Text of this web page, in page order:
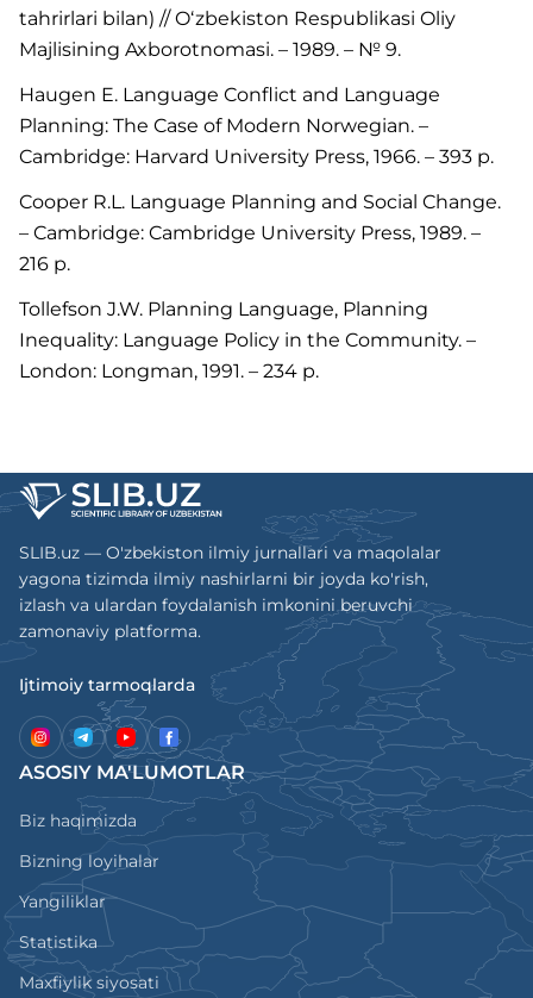
tahrirlari bilan) // Oʻzbekiston Respublikasi Oliy
Majlisining Axborotnomasi. – 1989. – № 9.
Haugen E. Language Conflict and Language
Planning: The Case of Modern Norwegian. –
Cambridge: Harvard University Press, 1966. – 393 p.
Cooper R.L. Language Planning and Social Change.
– Cambridge: Cambridge University Press, 1989. –
216 p.
Tollefson J.W. Planning Language, Planning
Inequality: Language Policy in the Community. –
London: Longman, 1991. – 234 p.
SLIB.uz — O'zbekiston ilmiy jurnallari va maqolalar
yagona tizimda ilmiy nashirlarni bir joyda ko'rish,
izlash va ulardan foydalanish imkonini beruvchi
zamonaviy platforma.
Ijtimoiy tarmoqlarda
ASOSIY MA'LUMOTLAR
Biz haqimizda
Bizning loyihalar
Yangiliklar
Statistika
Maxfiylik siyosati